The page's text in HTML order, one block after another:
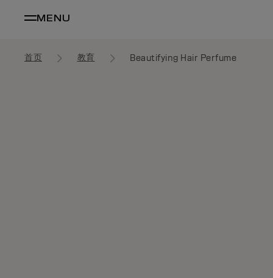
MENU
首页 教育 Beautifying Hair Perfume